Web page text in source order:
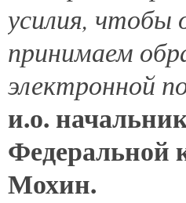
усилия, чтобы
принимаем
электронной
и.о.
Федеральной
Мохин.